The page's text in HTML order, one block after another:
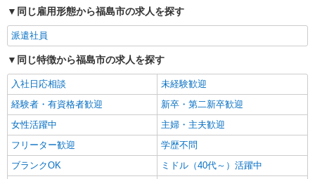
日研トータルソーシング株式会社 メディカルケア事業部/仙台オフィ
ス【看護助手】
看護助手（ナースエイド）
時給1,200円 ★週払いOK（規定あり） ※給与
幅は経験・能力による
福島県福島市 【最寄駅】福島交通飯坂線「平
野」駅
同じ雇用形態から福島市の求人を探す
派遣社員
同じ特徴から福島市の求人を探す
入社日応相談
未経験歓迎
経験者・有資格者歓迎
新卒・第二新卒歓迎
女性活躍中
主婦・主夫歓迎
フリーター歓迎
学歴不問
ブランクOK
ミドル（40代～）活躍中